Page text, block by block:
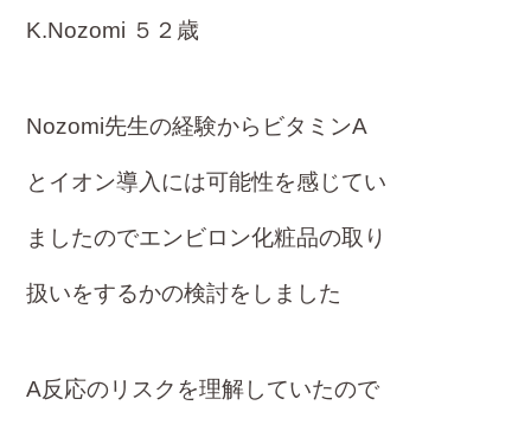
K.Nozomi ５２歳
Nozomi先生の経験から ビタミンA
とイオン導入には可能性を感じてい
ましたのでエンビロン化粧品の取り
扱いをするかの検討をしました
A反応のリスクを理解していたので